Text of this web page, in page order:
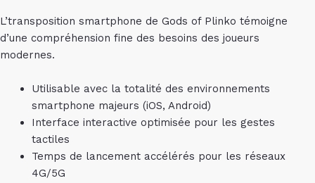
L’transposition smartphone de Gods of Plinko témoigne
d’une compréhension fine des besoins des joueurs
modernes.
Utilisable avec la totalité des environnements
smartphone majeurs (iOS, Android)
Interface interactive optimisée pour les gestes
tactiles
Temps de lancement accélérés pour les réseaux
4G/5G